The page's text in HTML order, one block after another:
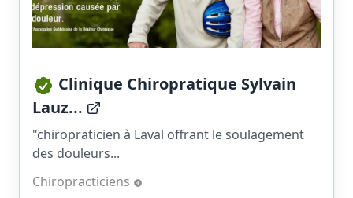
Clinique Chiropratique Sylvain
Lauz...
"chiropraticien à Laval offrant le soulagement
des douleurs...
Chiropracticiens